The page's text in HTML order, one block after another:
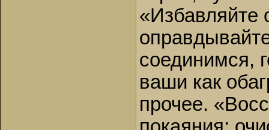
«Избавляйте
соединимся,
ваши как
прочее.